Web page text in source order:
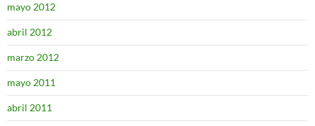
mayo 2012
abril 2012
marzo 2012
mayo 2011
abril 2011